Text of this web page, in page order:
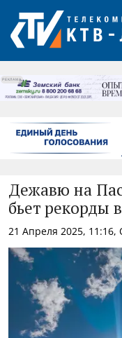
РЕКЛАМА
Дежавю на
бьет рекорды
21 Апреля 2025,